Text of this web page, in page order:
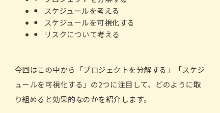
スケジュールを考える
スケジュールを可視化する
リスクについて考える
今回はこの中から「プロジェクトを分解する」「スケジ
ュールを可視化する」の2つに注目して、どのように取
り組めると効果的なのかを紹介します。